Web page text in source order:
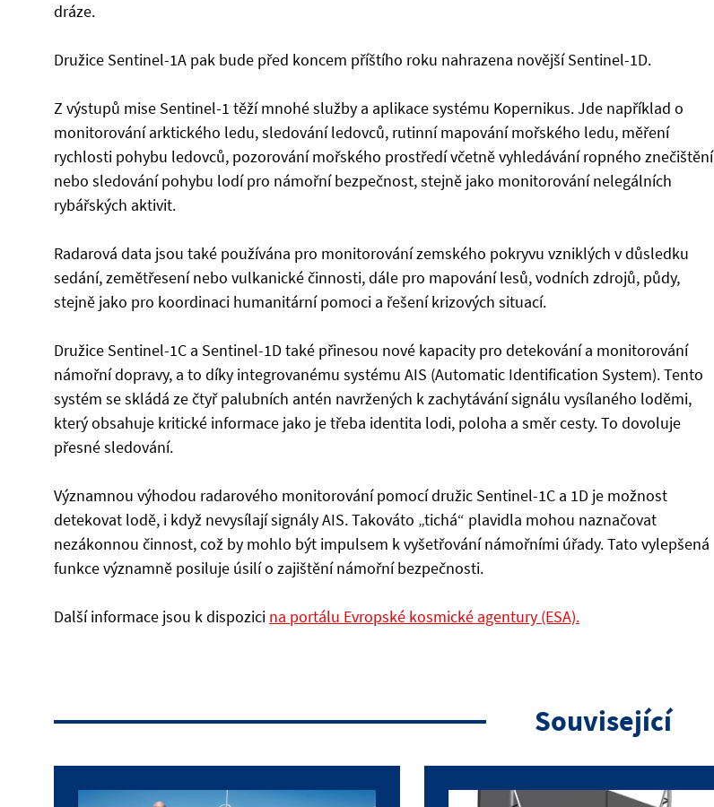
dráze.
Družice Sentinel-1A pak bude před koncem příštího roku nahrazena novější Sentinel-1D.
Z výstupů mise Sentinel-1 těží mnohé služby a aplikace systému Kopernikus. Jde například o
monitorování arktického ledu, sledování ledovců, rutinní mapování mořského ledu, měření
rychlosti pohybu ledovců, pozorování mořského prostředí včetně vyhledávání ropného znečištění
nebo sledování pohybu lodí pro námořní bezpečnost, stejně jako monitorování nelegálních
rybářských aktivit.
Radarová data jsou také používána pro monitorování zemského pokryvu vzniklých v důsledku
sedání, zemětřesení nebo vulkanické činnosti, dále pro mapování lesů, vodních zdrojů, půdy,
stejně jako pro koordinaci humanitární pomoci a řešení krizových situací.
Družice Sentinel-1C a Sentinel-1D také přinesou nové kapacity pro detekování a monitorování
námořní dopravy, a to díky integrovanému systému AIS (Automatic Identification System). Tento
systém se skládá ze čtyř palubních antén navržených k zachytávání signálu vysílaného loděmi,
který obsahuje kritické informace jako je třeba identita lodi, poloha a směr cesty. To dovoluje
přesné sledování.
Významnou výhodou radarového monitorování pomocí družic Sentinel-1C a 1D je možnost
detekovat lodě, i když nevysílají signály AIS. Takováto „tichá“ plavidla mohou naznačovat
nezákonnou činnost, což by mohlo být impulsem k vyšetřování námořními úřady. Tato vylepšená
funkce významně posiluje úsilí o zajištění námořní bezpečnosti.
Další informace jsou k dispozici na portálu Evropské kosmické agentury (ESA).
Související